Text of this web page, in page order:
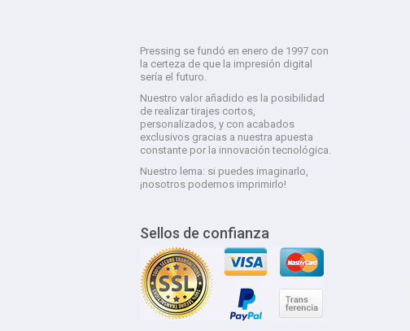
Pressing se fundó en enero de 1997 con
la certeza de que la impresión digital
sería el futuro.
Nuestro valor añadido es la posibilidad
de realizar tirajes cortos,
personalizados, y con acabados
exclusivos gracias a nuestra apuesta
constante por la innovación tecnológica.
Nuestro lema: si puedes imaginarlo,
¡nosotros podemos imprimirlo!
Sellos de confianza